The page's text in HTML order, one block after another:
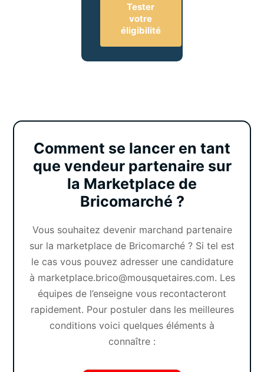
Tester
votre
éligibilité
Comment se lancer en tant
que vendeur partenaire sur
la Marketplace de
Bricomarché ?
Vous souhaitez devenir marchand partenaire
sur la marketplace de Bricomarché ? Si tel est
le cas vous pouvez adresser une candidature
à marketplace.brico@mousquetaires.com. Les
équipes de l’enseigne vous recontacteront
rapidement. Pour postuler dans les meilleures
conditions voici quelques éléments à
connaître :